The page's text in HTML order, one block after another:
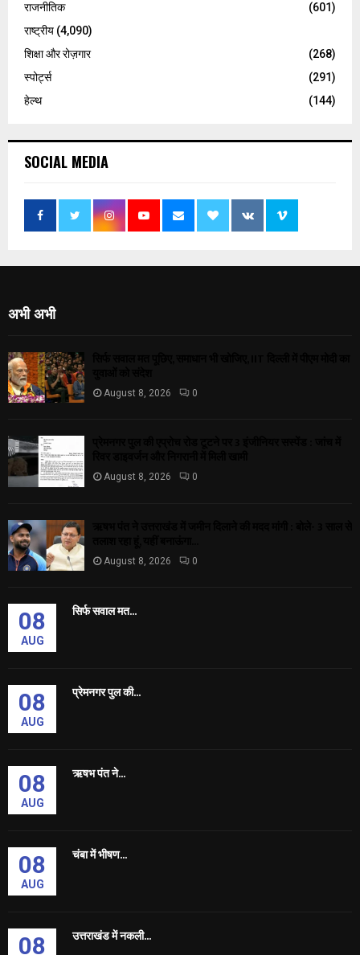
राजनीतिक
(601)
राष्ट्रीय (4,090)
शिक्षा और रोज़गार
(268)
स्पोर्ट्स
(291)
हेल्थ
(144)
SOCIAL MEDIA
अभी अभी
August 8, 2026 0
August 8, 2026 0
August 8, 2026 0
08
AUG
सिर्फ सवाल मत...
08
AUG
प्रेमनगर पुल की...
08
AUG
ऋषभ पंत ने...
08
AUG
चंबा में भीषण...
08 उत्तराखंड में नकली...